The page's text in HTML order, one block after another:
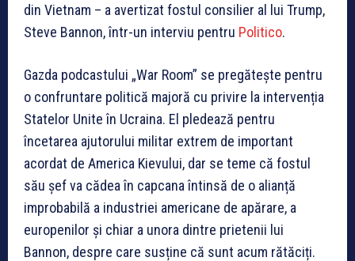
din Vietnam – a avertizat fostul consilier al lui Trump,
Steve Bannon, într-un interviu pentru Politico.
Gazda podcastului „War Room” se pregătește pentru
o confruntare politică majoră cu privire la intervenția
Statelor Unite în Ucraina. El pledează pentru
încetarea ajutorului militar extrem de important
acordat de America Kievului, dar se teme că fostul
său șef va cădea în capcana întinsă de o alianță
improbabilă a industriei americane de apărare, a
europenilor și chiar a unora dintre prietenii lui
Bannon, despre care susține că sunt acum rătăciți.